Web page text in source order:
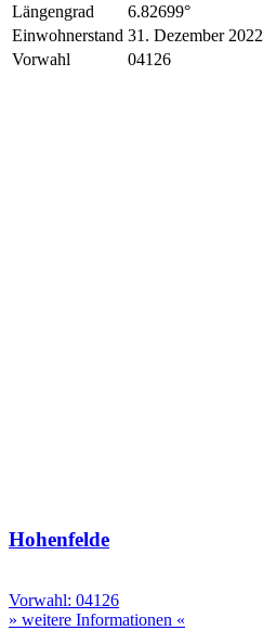
Längengrad
6.82699°
Einwohnerstand 31. Dezember 2022
Vorwahl
04126
Hohenfelde
Vorwahl: 04126
» weitere Informationen «